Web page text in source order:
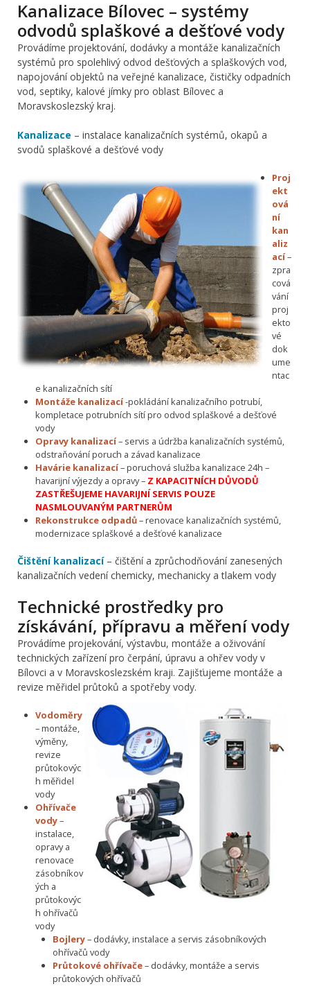
Kanalizace Bílovec – systémy
odvodů splaškové a dešťové vody
Provádíme projektování, dodávky a montáže kanalizačních
systémů pro spolehlivý odvod dešťových a splaškových vod,
napojování objektů na veřejné kanalizace, čističky odpadních
vod, septiky, kalové jímky pro oblast Bílovec a
Moravskoslezský kraj.
Kanalizace – instalace kanalizačních systémů, okapů a
svodů splaškové a dešťové vody
Proj
ekt
ová
ní
kan
aliz
ací–
zpra
cová
vání
proj
ekto
vé
dok
ume
ntac
e kanalizačních sítí
Montáže kanalizací-pokládání kanalizačního potrubí,
kompletace potrubních sítí pro odvod splaškové a dešťové
vody
Opravy kanalizací– servis a údržba kanalizačních systémů,
odstraňování poruch a závad kanalizace
Havárie kanalizací– poruchová služba kanalizace 24h –
havarijní výjezdy a opravy – Z KAPACITNÍCH DŮVODŮ
ZASTŘEŠUJEME HAVARIJNÍ SERVIS POUZE
NASMLOUVANÝM PARTNERŮM
Rekonstrukce odpadů– renovace kanalizačních systémů,
modernizace splaškové a dešťové kanalizace
Čištění kanalizací– čištění a zprůchodňování zanesených
kanalizačních vedení chemicky, mechanicky a tlakem vody
Technické prostředky pro
získávání, přípravu a měření vody
Provádíme projekování, výstavbu, montáže a oživování
technických zařízení pro čerpání, úpravu a ohřev vody v
Bílovci a v Moravskoslezském kraji. Zajišťujeme montáže a
revize měřidel průtoků a spotřeby vody.
Vodoměry
– montáže,
výměny,
revize
průtokovýc
h měřidel
vody
Ohřívače
vody–
instalace,
opravy a
renovace
zásobníkov
ých a
průtokovýc
h ohřívačů
vody
Bojlery– dodávky, instalace a servis zásobníkových
ohřívačů vody
Průtokové ohřívače– dodávky, montáže a servis
průtokových ohřívačů